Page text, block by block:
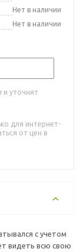
Нет в наличии
Нет в наличии
и уточнят
для интернет-
от цен в
с учетом
видеть всю свою